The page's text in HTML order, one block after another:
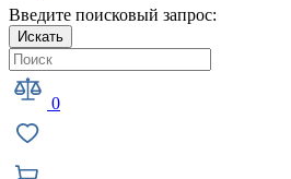
Введите поисковый запрос:
Искать
0